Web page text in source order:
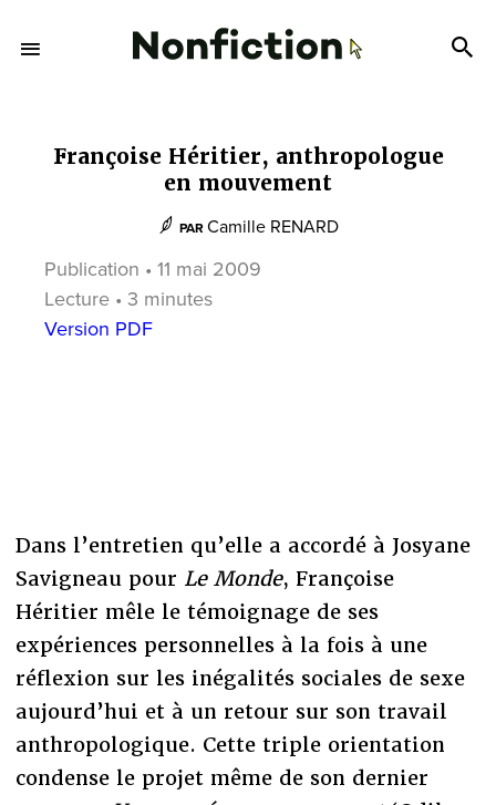
Françoise Héritier, anthropologue
en mouvement
PAR Camille RENARD
Publication • 11 mai 2009
Lecture • 3 minutes
Version PDF
Dans l’entretien qu’elle a accordé à Josyane
Savigneau pour Le Monde, Françoise
Héritier mêle le témoignage de ses
expériences personnelles à la fois à une
réflexion sur les inégalités sociales de sexe
aujourd’hui et à un retour sur son travail
anthropologique. Cette triple orientation
condense le projet même de son dernier